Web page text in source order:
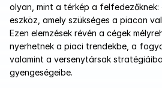
olyan, mint a térkép a felfedezőknek:
eszköz, amely szükséges a piacon
Ezen elemzések révén a cégek
nyerhetnek a piaci trendekbe, a
valamint a versenytársak
gyengeségeibe.